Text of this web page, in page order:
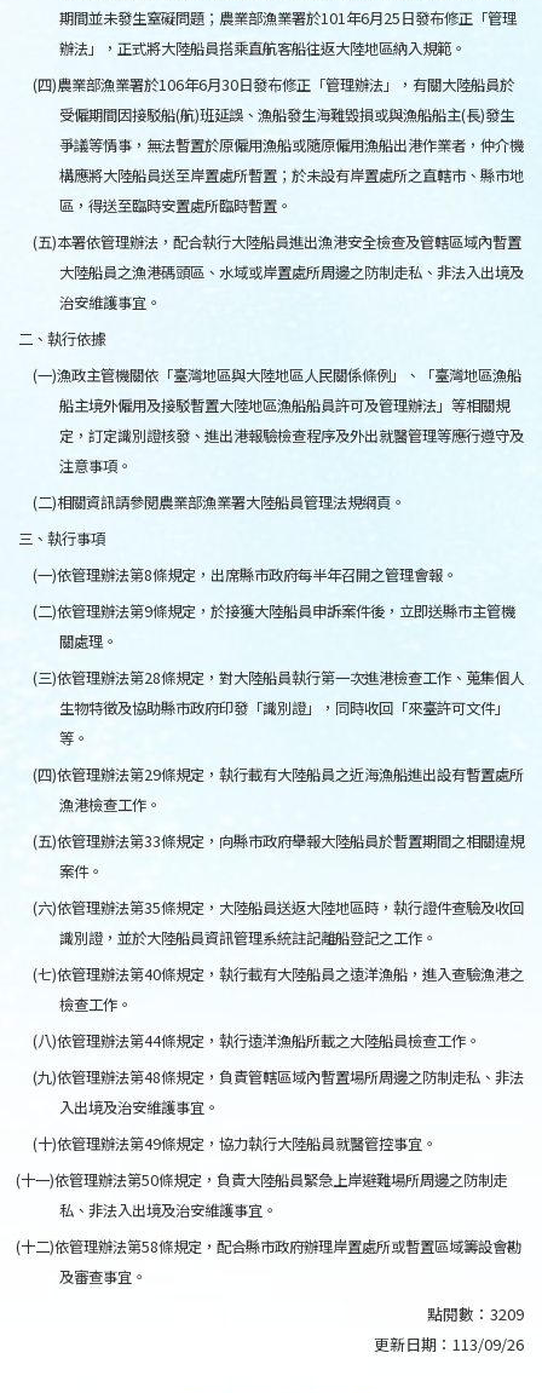
期間並未發生窒礙問題；農業部漁業署於101年6月25日發布修正「管理
辦法」，正式將大陸船員搭乘直航客船往返大陸地區納入規範。
(四)農業部漁業署於106年6月30日發布修正「管理辦法」，有關大陸船員於
受僱期間因接駁船(航)班延誤、漁船發生海難毀損或與漁船船主(長)發生
爭議等情事，無法暫置於原僱用漁船或隨原僱用漁船出港作業者，仲介機
構應將大陸船員送至岸置處所暫置；於未設有岸置處所之直轄市、縣市地
區，得送至臨時安置處所臨時暫置。
(五)本署依管理辦法，配合執行大陸船員進出漁港安全檢查及管轄區域內暫置
大陸船員之漁港碼頭區、水域或岸置處所周邊之防制走私、非法入出境及
治安維護事宜。
二、執行依據
(一)漁政主管機關依「臺灣地區與大陸地區人民關係條例」、「臺灣地區漁船
船主境外僱用及接駁暫置大陸地區漁船船員許可及管理辦法」等相關規
定，訂定識別證核發、進出港報驗檢查程序及外出就醫管理等應行遵守及
注意事項。
(二)相關資訊請參閱農業部漁業署大陸船員管理法規網頁。
三、執行事項
(一)依管理辦法第8條規定，出席縣市政府每半年召開之管理會報。
(二)依管理辦法第9條規定，於接獲大陸船員申訴案件後，立即送縣市主管機
關處理。
(三)依管理辦法第28條規定，對大陸船員執行第一次進港檢查工作、蒐集個人
生物特徵及協助縣市政府印發「識別證」，同時收回「來臺許可文件」
等。
(四)依管理辦法第29條規定，執行載有大陸船員之近海漁船進出設有暫置處所
漁港檢查工作。
(五)依管理辦法第33條規定，向縣市政府舉報大陸船員於暫置期間之相關違規
案件。
(六)依管理辦法第35條規定，大陸船員送返大陸地區時，執行證件查驗及收回
識別證，並於大陸船員資訊管理系統註記離船登記之工作。
(七)依管理辦法第40條規定，執行載有大陸船員之遠洋漁船，進入查驗漁港之
檢查工作。
(八)依管理辦法第44條規定，執行遠洋漁船所載之大陸船員檢查工作。
(九)依管理辦法第48條規定，負責管轄區域內暫置場所周邊之防制走私、非法
入出境及治安維護事宜。
(十)依管理辦法第49條規定，協力執行大陸船員就醫管控事宜。
(十一)依管理辦法第50條規定，負責大陸船員緊急上岸避難場所周邊之防制走
私、非法入出境及治安維護事宜。
(十二)依管理辦法第58條規定，配合縣市政府辦理岸置處所或暫置區域籌設會勘
及審查事宜。
點閱數： 3209
更新日期： 113/09/26